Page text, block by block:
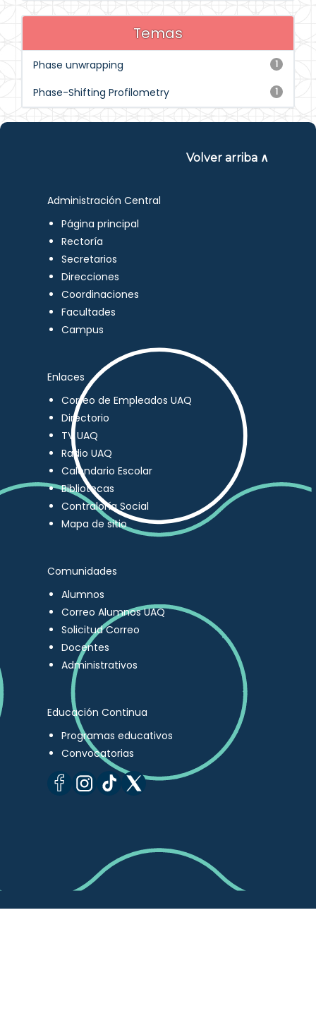
Temas
1
Phase unwrapping
1
Phase-Shifting Profilometry
Volver arriba ∧
Administración Central
Página principal
Rectoría
Secretarios
Direcciones
Coordinaciones
Facultades
Campus
Enlaces
Correo de Empleados UAQ
Directorio
TV UAQ
Radio UAQ
Calendario Escolar
Bibliotecas
Contraloría Social
Mapa de sitio
Comunidades
Alumnos
Correo Alumnos UAQ
Solicitud Correo
Docentes
Administrativos
Educación Continua
Programas educativos
Convocatorias